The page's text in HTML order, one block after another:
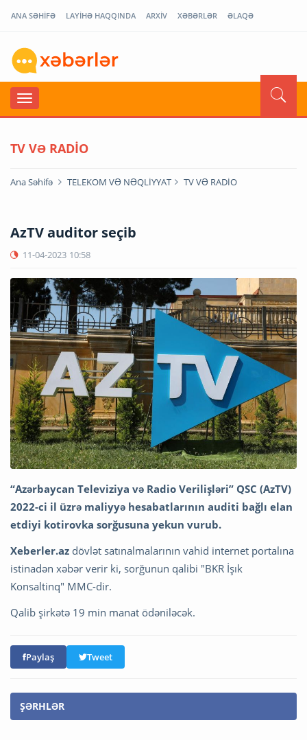
ANA SƏHİFƏ LAYİHƏ HAQQINDA ARXİV XƏBƏRLƏR ƏLAQƏ
TV VƏ RADİO
Ana Səhifə TELEKOM VƏ NƏQLİYYAT TV VƏ RADİO
AzTV auditor seçib
11-04-2023 10:58
“Azərbaycan Televiziya və Radio Verilişləri” QSC (AzTV)
2022-ci il üzrə maliyyə hesabatlarının auditi bağlı elan
etdiyi kotirovka sorğusuna yekun vurub.
Xeberler.az dövlət satınalmalarının vahid internet portalına
istinadən xəbər verir ki, sorğunun qalibi "BKR İşık
Konsaltinq" MMC-dir.
Qalib şirkətə 19 min manat ödəniləcək.
Paylaş Tweet
ŞƏRHLƏR